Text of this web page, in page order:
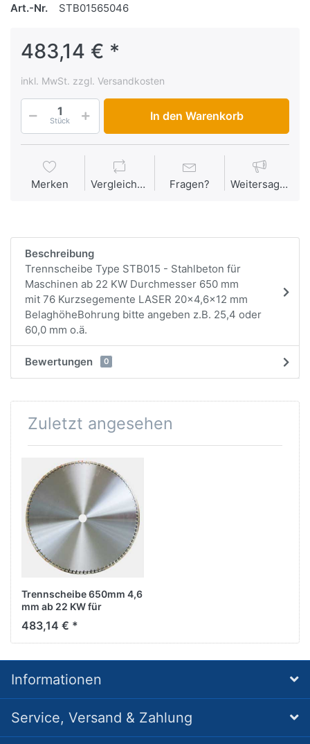
Art.-Nr. STB01565046
483,14 € *
inkl. MwSt. zzgl. Versandkosten
Stück In den Warenkorb
Merken Vergleichen Fragen? Weitersagen
Beschreibung
Trennscheibe Type STB015 - Stahlbeton für
Maschinen ab 22 KW Durchmesser 650 mm
mit 76 Kurzsegemente LASER 20x4,6x12 mm
BelaghöheBohrung bitte angeben z.B. 25,4 oder
60,0 mm o.ä.
Bewertungen 0
Zuletzt angesehen
Trennscheibe 650mm 4,6
mm ab 22 KW für
Stahlbeton
483,14 € *
Informationen
Service, Versand & Zahlung